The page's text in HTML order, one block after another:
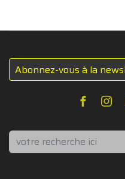
Abonnez-vous à la
Rechercher